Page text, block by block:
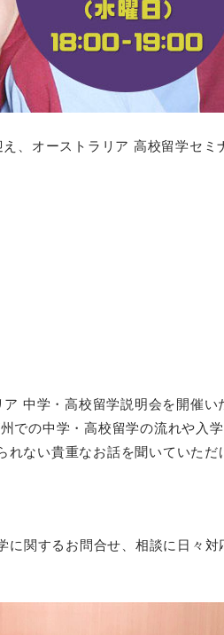
、オーストラリア 高校留学セミ
中学・高校留学説明会を開催い
での中学・高校留学の流れや入
ない貴重なお話を聞いていただ
関するお問合せ、相談に日々対